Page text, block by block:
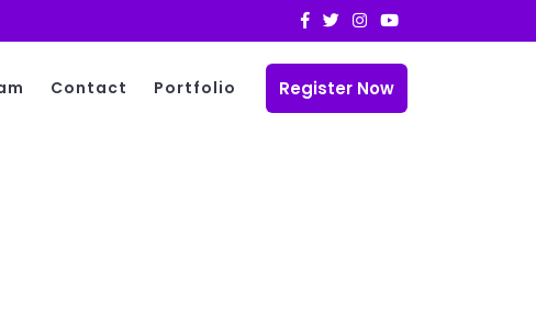
Contact Portfolio Register Now